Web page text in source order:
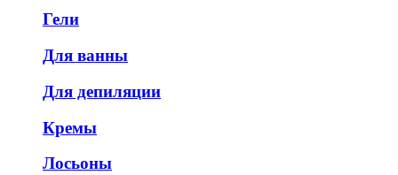
Гели
Для ванны
Для депиляции
Кремы
Лосьоны